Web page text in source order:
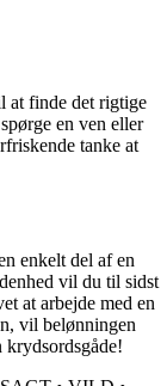
at finde det rigtige
en ven eller
tanke at
enkelt del af en
vil du til sidst
at arbejde med en
vil belønningen